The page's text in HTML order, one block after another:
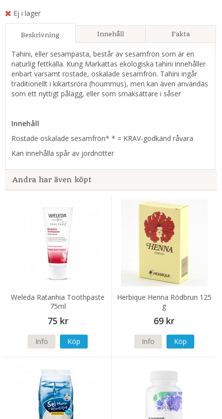
Ej i lager
Beskrivning Innehåll Fakta
Tahini, eller sesampasta, består av sesamfrön som är en
naturlig fettkälla. Kung Markattas ekologiska tahini innehåller
enbart varsamt rostade, oskalade sesamfrön. Tahini ingår
traditionellt i kikärtsröra (hoummus), men kan även användas
som ett nyttigt pålägg, eller som smaksättare i såser
Innehåll
Rostade oskalade sesamfrön* * = KRAV-godkänd råvara
Kan innehålla spår av jordnötter
Andra har även köpt
Weleda Ratanhia Toothpaste
75ml
75 kr
Info Köp
Herbique Henna Rödbrun 125
g
69 kr
Info Köp